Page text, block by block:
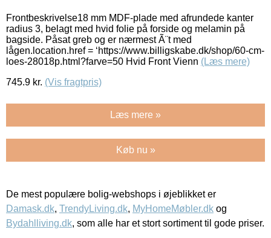
Frontbeskrivelse18 mm MDF-plade med afrundede kanter
radius 3, belagt med hvid folie på forside og melamin på
bagside. Påsat greb og er nærmest Ã¨t med
lågen.location.href = ‘https://www.billigskabe.dk/shop/60-cm-
loes-28018p.html?farve=50 Hvid Front Vienn (Læs mere)
745.9 kr. (Vis fragtpris)
Læs mere »
Køb nu »
De mest populære bolig-webshops i øjeblikket er
Damask.dk, TrendyLiving.dk, MyHomeMøbler.dk og
Bydahlliving.dk, som alle har et stort sortiment til gode priser.